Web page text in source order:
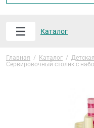
Каталог
Главная / Каталог /
Сервировочный столик с